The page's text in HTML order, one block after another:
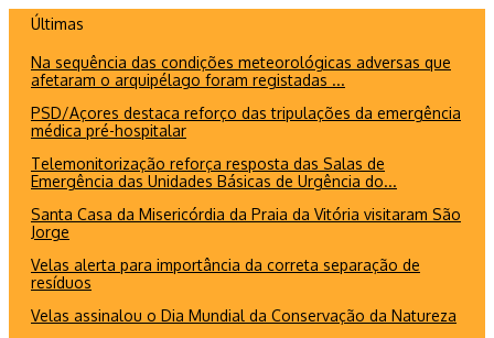
conteúdo
Últimas
Na sequência das condições meteorológicas adversas que
afetaram o arquipélago foram registadas ...
PSD/Açores destaca reforço das tripulações da emergência
médica pré-hospitalar
Telemonitorização reforça resposta das Salas de
Emergência das Unidades Básicas de Urgência do...
Santa Casa da Misericórdia da Praia da Vitória visitaram São
Jorge
Velas alerta para importância da correta separação de
resíduos
Velas assinalou o Dia Mundial da Conservação da Natureza